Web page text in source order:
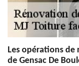
Les opérations de
de Gensac De